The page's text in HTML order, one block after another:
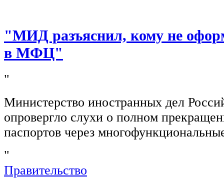
"МИД разъяснил, кому не
в МФЦ"
"
Министерство иностранных дел
опровергло слухи о полном
паспортов через
"
Правительство